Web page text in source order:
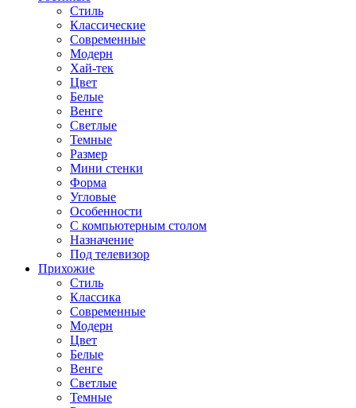
Стиль
Классические
Современные
Модерн
Хай-тек
Цвет
Белые
Венге
Светлые
Темные
Размер
Мини стенки
Форма
Угловые
Особенности
С компьютерным столом
Назначение
Под телевизор
Прихожие
Стиль
Классика
Современные
Модерн
Цвет
Белые
Венге
Светлые
Темные